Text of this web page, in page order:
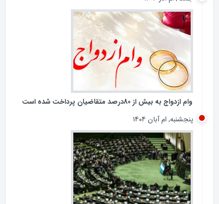
تشدید تخلفات در برخی بانک‌های خصوصی و شیوه‌های
غیرشفاف در پرداخت تسهیلات کلان، بار دیگر عملکرد شبکه
بانکی کشور را در معرض پرسش‌های جدی قرار داده است.
جمعه, ام آذر ۱۴۰۴
وام ازدواج به بیش از 80درصد متقاضیان پرداخت شده است
پنجشنبه, ام آبان ۱۴۰۴